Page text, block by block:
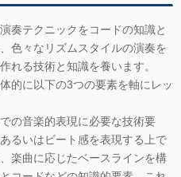
奏テクニックをコードの知識と
色々なリズムスタイルの演奏を
れる技術と知識を養います。
的に以下の3つの要素を軸にレッ
の音楽的表現に必要な技術要
るいはビート感を表現する上で
楽曲に応じたベースラインを構